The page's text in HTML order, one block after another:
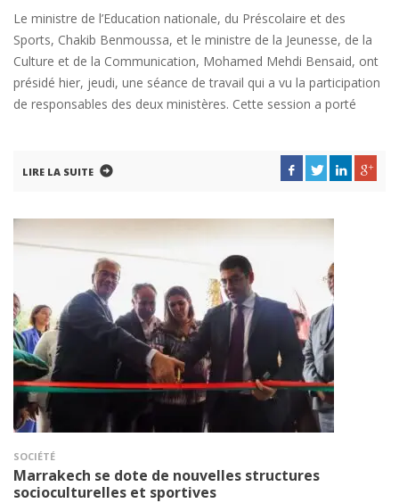
Le ministre de l’Education nationale, du Préscolaire et des
Sports, Chakib Benmoussa, et le ministre de la Jeunesse, de la
Culture et de la Communication, Mohamed Mehdi Bensaid, ont
présidé hier, jeudi, une séance de travail qui a vu la participation
de responsables des deux ministères. Cette session a porté
LIRE LA SUITE
SOCIÉTÉ
Marrakech se dote de nouvelles structures
socioculturelles et sportives